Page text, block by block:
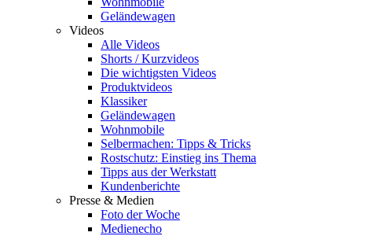
Geländewagen
Videos
Alle Videos
Shorts / Kurzvideos
Die wichtigsten Videos
Produktvideos
Klassiker
Geländewagen
Wohnmobile
Selbermachen: Tipps & Tricks
Rostschutz: Einstieg ins Thema
Tipps aus der Werkstatt
Kundenberichte
Presse & Medien
Foto der Woche
Medienecho